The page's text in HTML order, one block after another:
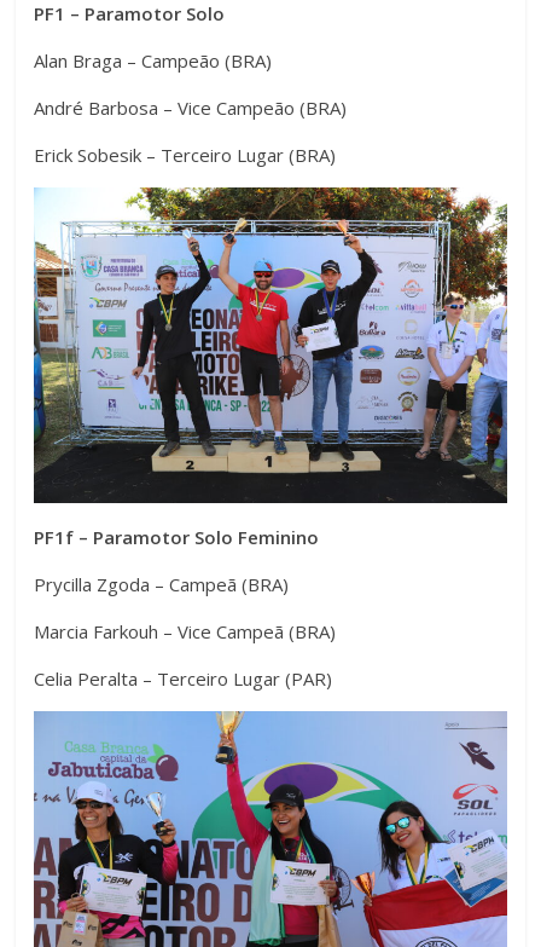
PF1 – Paramotor Solo
Alan Braga – Campeão (BRA)
André Barbosa – Vice Campeão (BRA)
Erick Sobesik – Terceiro Lugar (BRA)
PF1f – Paramotor Solo Feminino
Prycilla Zgoda – Campeã (BRA)
Marcia Farkouh – Vice Campeã (BRA)
Celia Peralta – Terceiro Lugar (PAR)